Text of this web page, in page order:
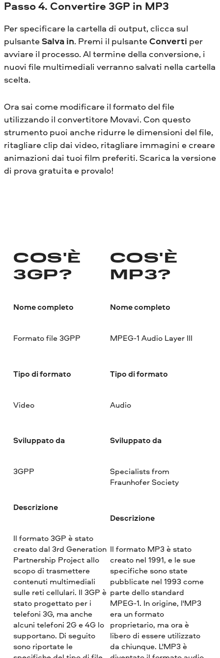
Passo 4. Convertire 3GP in MP3
Per specificare la cartella di output, clicca sul
pulsanteSalva in. Premi il pulsanteConverti per
avviare il processo. Al termine della conversione, i
nuovi file multimediali verranno salvati nella cartella
scelta.
Ora sai come modificare il formato del file
utilizzando il convertitore Movavi. Con questo
strumento puoi anche ridurre le dimensioni del file,
ritagliare clip dai video, ritagliare immagini e creare
animazioni dai tuoi film preferiti. Scarica la versione
di prova gratuita e provalo!
COS'È
3GP?
Nome completo
Formato file 3GPP
Tipo di formato
Video
Sviluppato da
3GPP
Descrizione
Il formato 3GP è stato
creato dal 3rd Generation
Partnership Project allo
scopo di trasmettere
contenuti multimediali
sulle reti cellulari. Il 3GP è
stato progettato per i
telefoni 3G, ma anche
alcuni telefoni 2G e 4G lo
supportano. Di seguito
sono riportate le
COS'È
MP3?
Nome completo
MPEG-1 Audio Layer III
Tipo di formato
Audio
Sviluppato da
Specialists from
Fraunhofer Society
Descrizione
Il formato MP3 è stato
creato nel 1991, e le sue
specifiche sono state
pubblicate nel 1993 come
parte dello standard
MPEG-1. In origine, l'MP3
era un formato
proprietario, ma ora è
libero di essere utilizzato
da chiunque. L'MP3 è